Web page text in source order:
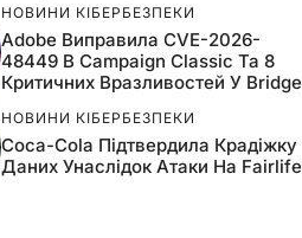
НОВИНИ КІБЕРБЕЗПЕКИ
Adobe Виправила CVE-2026-
48449 В Campaign Classic Та 8
Критичних Вразливостей У Bridge
НОВИНИ КІБЕРБЕЗПЕКИ
Coca-Cola Підтвердила Крадіжку
Даних Унаслідок Атаки На Fairlife